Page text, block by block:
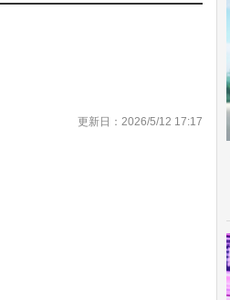
更新日：2026/5/12 17:17